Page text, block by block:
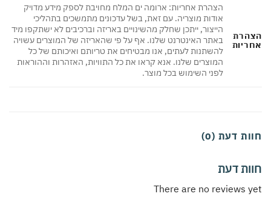
הצהרת אחריות: ארומה ים המלח מחויבת לספק מידע מדויק
אודות מוצריה. עם זאת, בשל עדכונים מתמשכים בתהליכי
הייצור, ייתכן שחלק מהשינויים באריזה וברכיבים לא ישתקפו מיד
באתר האינטרנט שלנו. אף על פי שהאריזה של המוצרים עשויה
להשתנות לעתים, אנו מבטיחים את טריותם ואיכותם של כל
המוצרים שלנו. אנא קראו את כל התוויות, האזהרות וההוראות
לפני השימוש בכל מוצר.
דעת (0)
דעת
There are no reviews